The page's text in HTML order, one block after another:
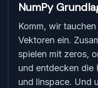
NumPy
Komm, wir
Vektoren ein.
spielen mit zeros,
und entdecken die
und linspace. Und